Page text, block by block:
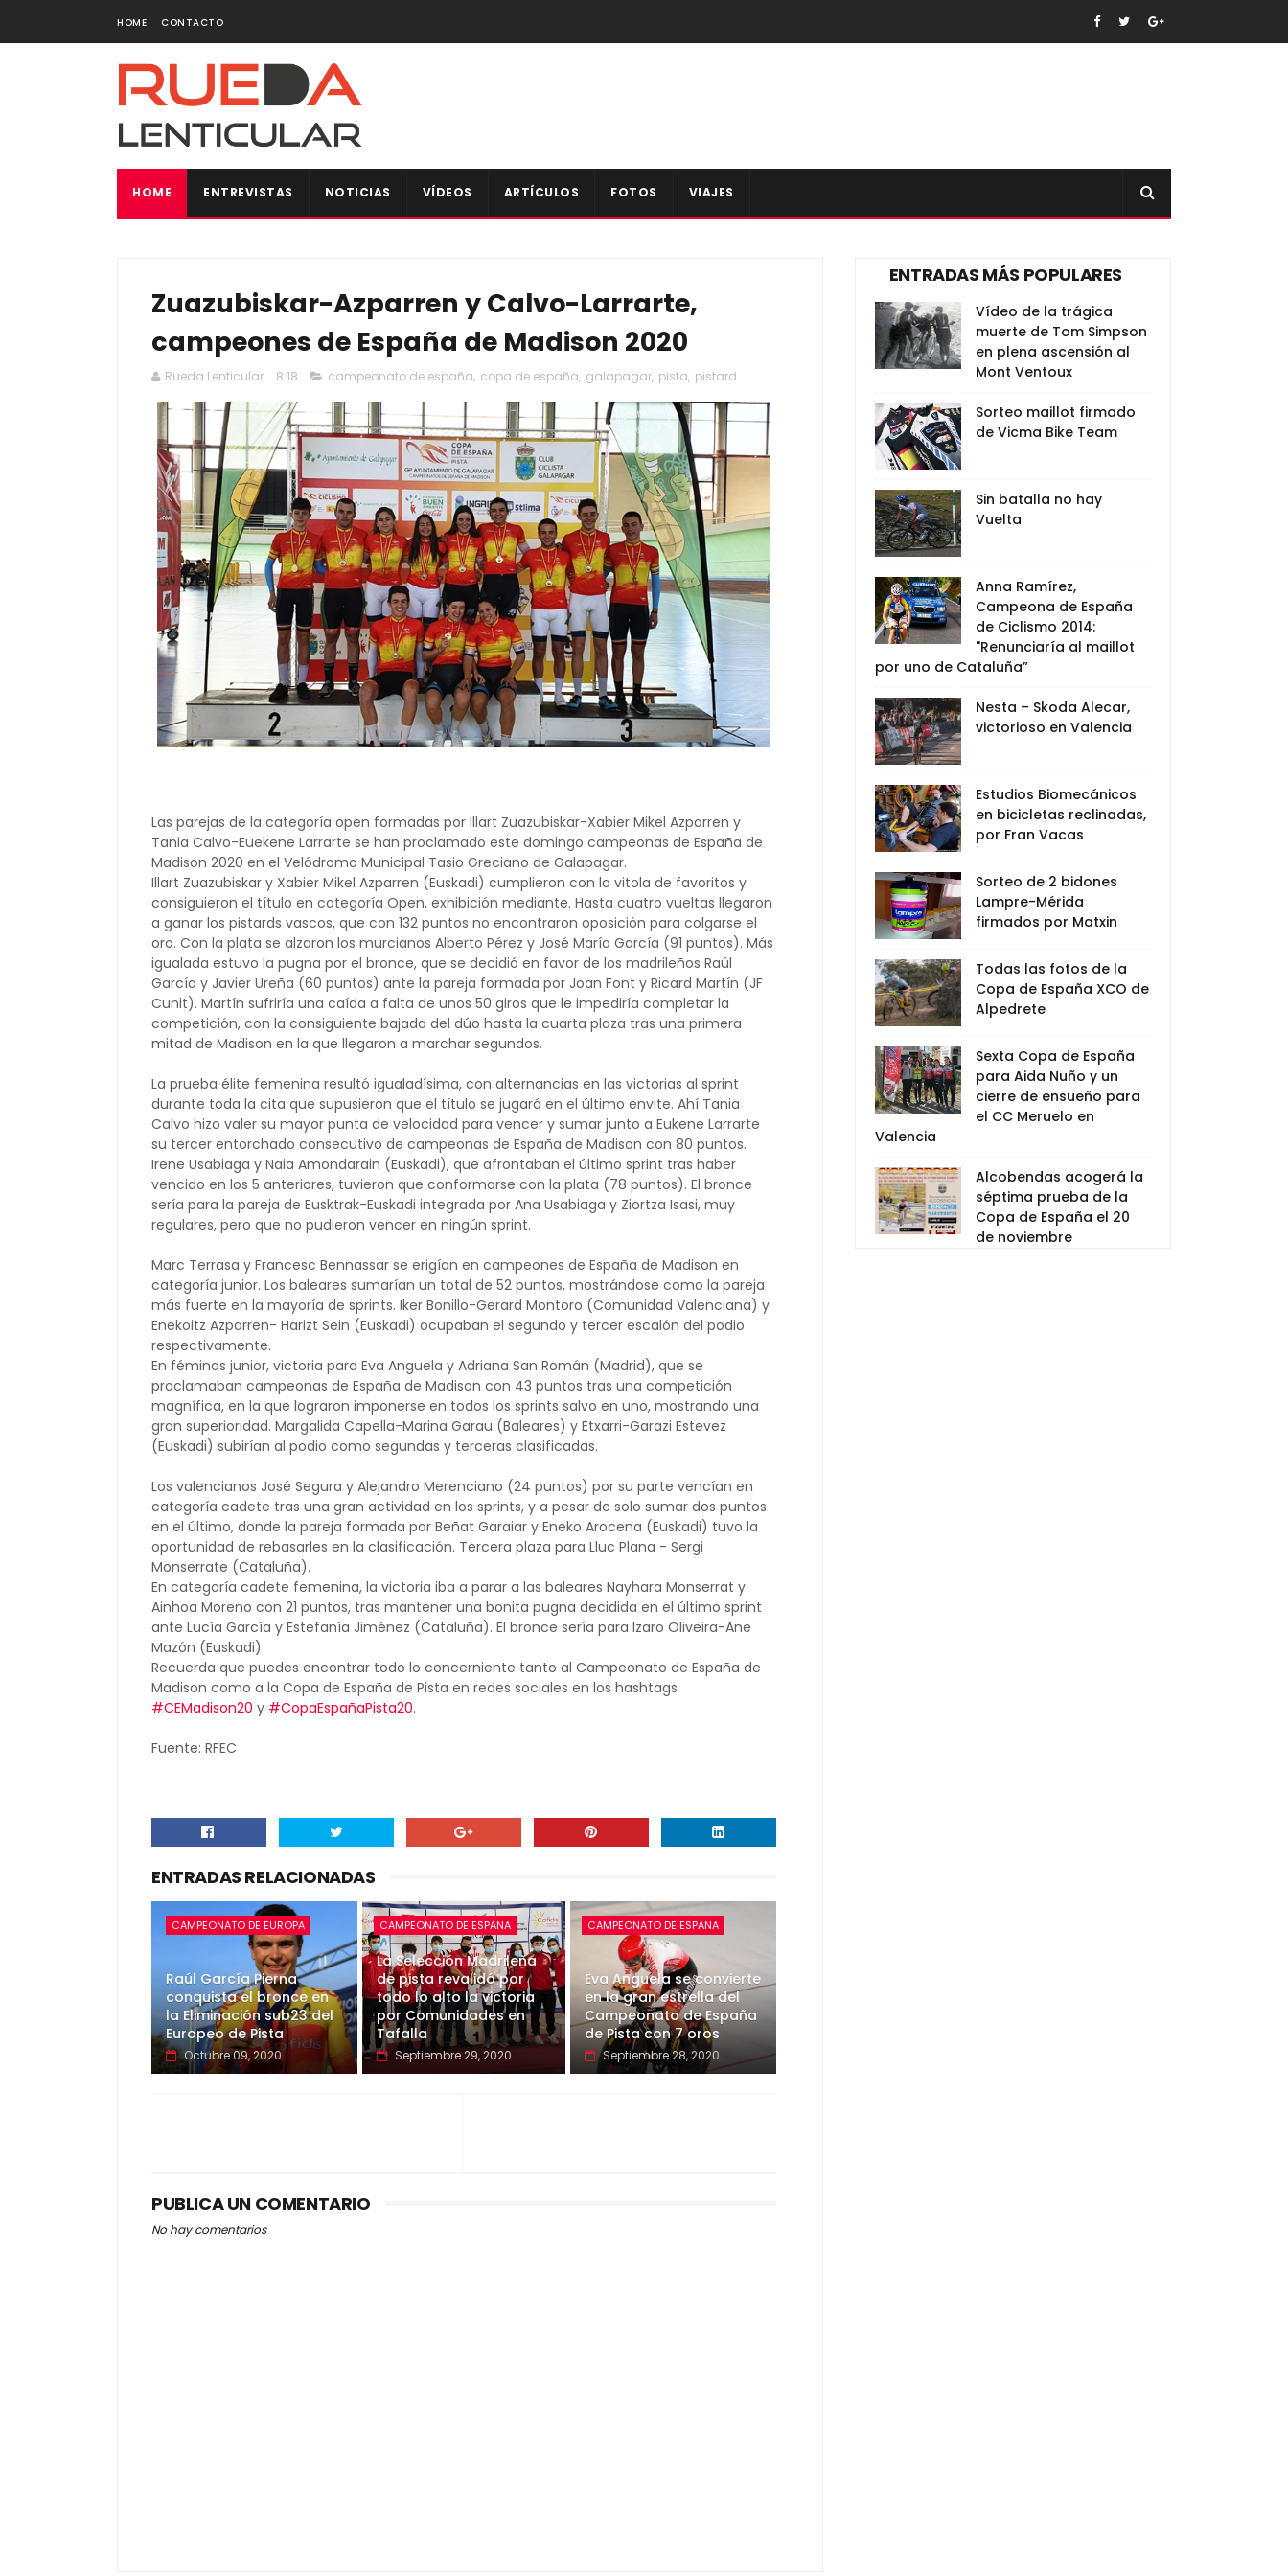
HOME CONTACTO
HOME ENTREVISTAS NOTICIAS VÍDEOS ARTÍCULOS FOTOS VIAJES
Zuazubiskar-Azparren y Calvo-Larrarte,
campeones de España de Madison 2020
Rueda Lenticular 8:18 campeonato de españa, copa de españa, galapagar, pista, pistard
Las parejas de la categoría open formadas por Illart Zuazubiskar-Xabier Mikel Azparren y
Tania Calvo-Euekene Larrarte se han proclamado este domingo campeonas de España de
Madison 2020 en el Velódromo Municipal Tasio Greciano de Galapagar.
Illart Zuazubiskar y Xabier Mikel Azparren (Euskadi) cumplieron con la vitola de favoritos y
consiguieron el título en categoría Open, exhibición mediante. Hasta cuatro vueltas llegaron
a ganar los pistards vascos, que con 132 puntos no encontraron oposición para colgarse el
oro. Con la plata se alzaron los murcianos Alberto Pérez y José María García (91 puntos). Más
igualada estuvo la pugna por el bronce, que se decidió en favor de los madrileños Raúl
García y Javier Ureña (60 puntos) ante la pareja formada por Joan Font y Ricard Martín (JF
Cunit). Martín sufriría una caída a falta de unos 50 giros que le impediría completar la
competición, con la consiguiente bajada del dúo hasta la cuarta plaza tras una primera
mitad de Madison en la que llegaron a marchar segundos.
La prueba élite femenina resultó igualadísima, con alternancias en las victorias al sprint
durante toda la cita que supusieron que el título se jugará en el último envite. Ahí Tania
Calvo hizo valer su mayor punta de velocidad para vencer y sumar junto a Eukene Larrarte
su tercer entorchado consecutivo de campeonas de España de Madison con 80 puntos.
Irene Usabiaga y Naia Amondarain (Euskadi), que afrontaban el último sprint tras haber
vencido en los 5 anteriores, tuvieron que conformarse con la plata (78 puntos). El bronce
sería para la pareja de Eusktrak-Euskadi integrada por Ana Usabiaga y Ziortza Isasi, muy
regulares, pero que no pudieron vencer en ningún sprint.
Marc Terrasa y Francesc Bennassar se erigían en campeones de España de Madison en
categoría junior. Los baleares sumarían un total de 52 puntos, mostrándose como la pareja
más fuerte en la mayoría de sprints. Iker Bonillo-Gerard Montoro (Comunidad Valenciana) y
Enekoitz Azparren- Harizt Sein (Euskadi) ocupaban el segundo y tercer escalón del podio
respectivamente.
En féminas junior, victoria para Eva Anguela y Adriana San Román (Madrid), que se
proclamaban campeonas de España de Madison con 43 puntos tras una competición
magnífica, en la que lograron imponerse en todos los sprints salvo en uno, mostrando una
gran superioridad. Margalida Capella-Marina Garau (Baleares) y Etxarri-Garazi Estevez
(Euskadi) subirían al podio como segundas y terceras clasificadas.
Los valencianos José Segura y Alejandro Merenciano (24 puntos) por su parte vencían en
categoría cadete tras una gran actividad en los sprints, y a pesar de solo sumar dos puntos
en el último, donde la pareja formada por Beñat Garaiar y Eneko Arocena (Euskadi) tuvo la
oportunidad de rebasarles en la clasificación. Tercera plaza para Lluc Plana - Sergi
Monserrate (Cataluña).
En categoría cadete femenina, la victoria iba a parar a las baleares Nayhara Monserrat y
Ainhoa Moreno con 21 puntos, tras mantener una bonita pugna decidida en el último sprint
ante Lucía García y Estefanía Jiménez (Cataluña). El bronce sería para Izaro Oliveira-Ane
Mazón (Euskadi)
Recuerda que puedes encontrar todo lo concerniente tanto al Campeonato de España de
Madison como a la Copa de España de Pista en redes sociales en los hashtags
#CEMadison20 y #CopaEspañaPista20.
Fuente: RFEC
ENTRADAS RELACIONADAS
CAMPEONATO DE EUROPA
Raúl García Pierna
conquista el bronce en
la Eliminación sub23 del
Europeo de Pista
Octubre 09, 2020
CAMPEONATO DE ESPAÑA
La Selección Madrileña
de pista revalidó por
todo lo alto la victoria
por Comunidades en
Tafalla
Septiembre 29, 2020
CAMPEONATO DE ESPAÑA
Eva Anguela se convierte
en la gran estrella del
Campeonato de España
de Pista con 7 oros
Septiembre 28, 2020
PUBLICA UN COMENTARIO
No hay comentarios
ENTRADAS MÁS POPULARES
Vídeo de la trágica
muerte de Tom Simpson
en plena ascensión al
Mont Ventoux
Sorteo maillot firmado
de Vicma Bike Team
Sin batalla no hay
Vuelta
Anna Ramírez,
Campeona de España
de Ciclismo 2014:
"Renunciaría al maillot
por uno de Cataluña”
Nesta – Skoda Alecar,
victorioso en Valencia
Estudios Biomecánicos
en bicicletas reclinadas,
por Fran Vacas
Sorteo de 2 bidones
Lampre-Mérida
firmados por Matxin
Todas las fotos de la
Copa de España XCO de
Alpedrete
Sexta Copa de España
para Aida Nuño y un
cierre de ensueño para
el CC Meruelo en
Valencia
Alcobendas acogerá la
séptima prueba de la
Copa de España el 20
de noviembre